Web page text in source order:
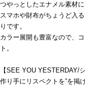
つやっとしたエナメル素材
スマホや財布がちょうど入
りです。
カラー展開も豊富なので、
ト。
【SEE YOU YESTERDAY/
作り手にリスペクトを”を掲